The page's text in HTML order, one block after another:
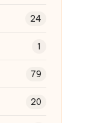
24
1
79
20